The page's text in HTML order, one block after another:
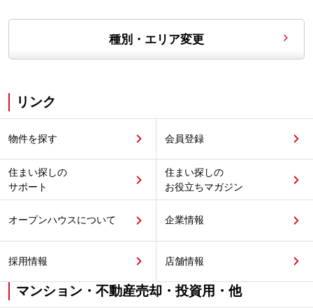
種別・エリア変更
リンク
物件を探す 会員登録
住まい探しの
サポート
住まい探しの
お役立ちマガジン
オープンハウスについて 企業情報
採用情報 店舗情報
マンション・不動産売却・投資用・他